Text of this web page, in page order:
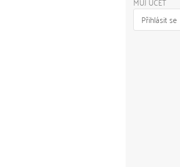
Přihlásit se